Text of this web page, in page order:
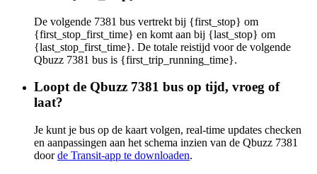
De volgende 7381 bus vertrekt bij {first_stop} om
{first_stop_first_time} en komt aan bij {last_stop} om
{last_stop_first_time}. De totale reistijd voor de volgende
Qbuzz 7381 bus is {first_trip_running_time}.
Loopt de Qbuzz 7381 bus op tijd, vroeg of
laat?
Je kunt je bus op de kaart volgen, real-time updates checken
en aanpassingen aan het schema inzien van de Qbuzz 7381
doorde Transit-app te downloaden.